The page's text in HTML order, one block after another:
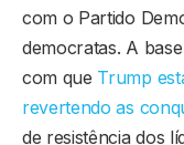
com o Partido
democratas. A
com que Trump
revertendo as
de resistência dos